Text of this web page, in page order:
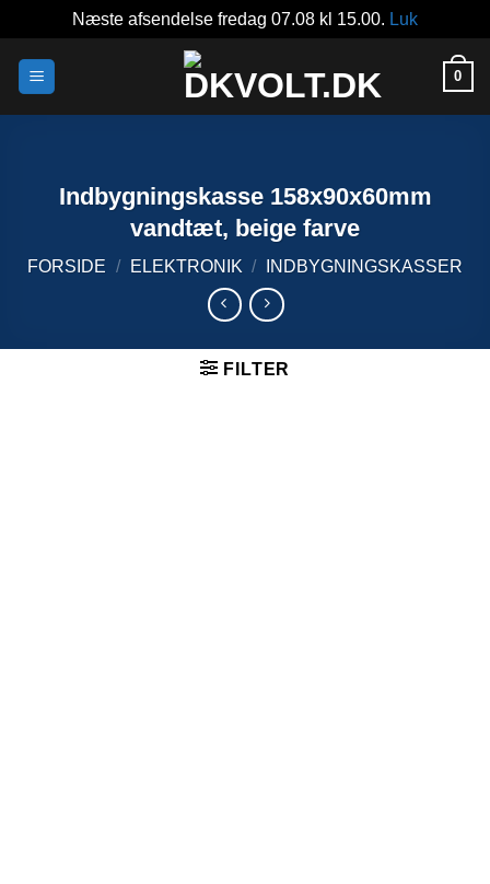
Næste afsendelse fredag 07.08 kl 15.00. Luk
0
Indbygningskasse 158x90x60mm
vandtæt, beige farve
FORSIDE / ELEKTRONIK / INDBYGNINGSKASSER
FILTER